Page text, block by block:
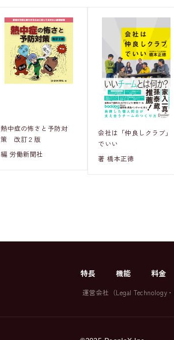
熱中症の怖さと予防対
策 改訂２版
編 労働新聞社
会社は「仲良しクラブ」
でいい
著 橋本正徳
特長 機能 料金
運営会社（Legal Technology ・